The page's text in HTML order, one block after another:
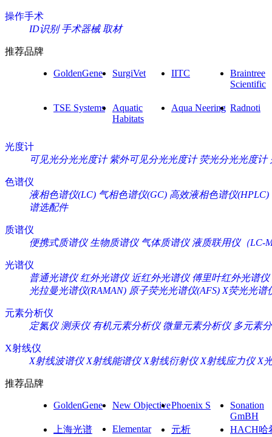
操作手术
ID识别 手术器械 取材
推荐品牌
GoldenGene SurgiVet IITC
Braintree
Scientific
TSE Systems
Aquatic
Habitats
Aqua Neering Radnoti
光度计
可见光分光光度计 紫外可见分光光度计 荧光分光光度计
色谱仪
液相色谱仪(LC) 气相色谱仪(GC) 高效液相色谱仪(HPLC)
谱选配件
质谱仪
便携式质谱仪 生物质谱仪 气体质谱仪 液质联用仪（LC-
光谱仪
普通光谱仪 红外光谱仪 近红外光谱仪 傅里叶红外光谱仪
光拉曼光谱仪(RAMAN) 原子荧光光谱仪(AFS) X荧光光谱
元素分析仪
定氮仪 测汞仪 有机元素分析仪 微量元素分析仪 多元素
X射线仪
X射线波谱仪 X射线能谱仪 X射线衍射仪 X射线应力仪 X
推荐品牌
GoldenGene New ObjectivePhoenix S
Sonation
GmBH
上海光谱
Elementar 元析 HACH哈